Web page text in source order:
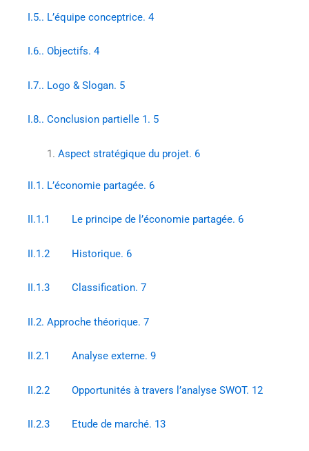
I.5.. L’équipe conceptrice. 4
I.6.. Objectifs. 4
I.7.. Logo & Slogan. 5
I.8.. Conclusion partielle 1. 5
Aspect stratégique du projet. 6
II.1. L’économie partagée. 6
II.1.1 Le principe de l’économie partagée. 6
II.1.2 Historique. 6
II.1.3 Classification. 7
II.2. Approche théorique. 7
II.2.1 Analyse externe. 9
II.2.2 Opportunités à travers l’analyse SWOT. 12
II.2.3 Etude de marché. 13